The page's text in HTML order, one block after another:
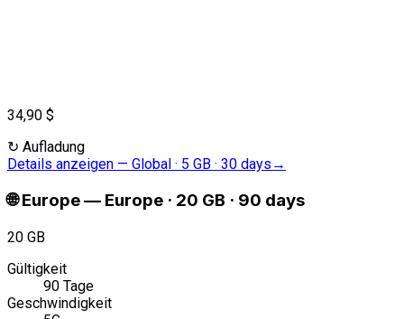
34,90 $
↻ Aufladung
Details anzeigen — Global · 5 GB · 30 days →
🌐 Europe— Europe · 20 GB · 90 days
20 GB
Gültigkeit
90 Tage
Geschwindigkeit